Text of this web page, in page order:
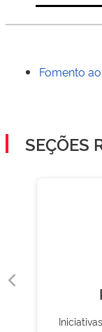
Fomento
SEÇÕES